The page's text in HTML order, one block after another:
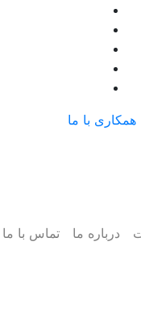
همکاری با ما
درباره ما تماس با ما